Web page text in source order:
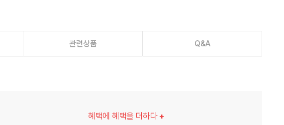
관련상품 Q&A
혜택에 혜택을 더하다 +